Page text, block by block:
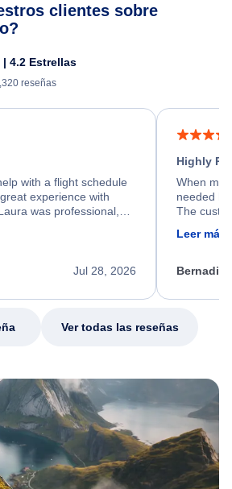
clientes sobre
| 4.2 Estrellas
reseñas
with a flight schedule
experience with
was professional,
throughout the
found a solution and
service.
Jul 28, 2026
Highly
When my
needed
The
calm,
my issue.
Leer más
Ver todas las reseñas